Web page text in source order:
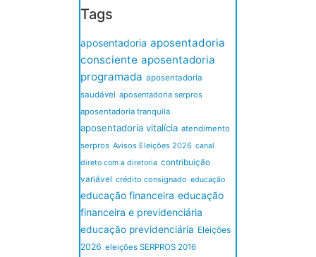
Tags
aposentadoria aposentadoria
consciente aposentadoria
programada aposentadoria
saudável aposentadoria serpros
aposentadoria tranquila
aposentadoria vitalícia atendimento
serpros Avisos Eleições 2026 canal
direto com a diretoria contribuição
variável crédito consignado educação
educação financeira educação
financeira e previdenciária
educação previdenciária Eleições
2026 eleições SERPROS 2016